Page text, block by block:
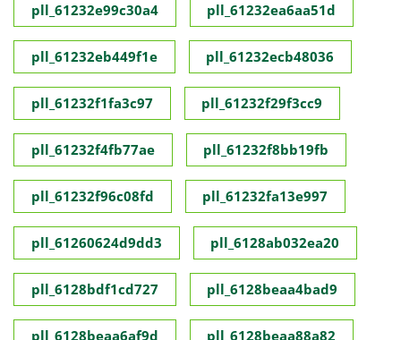
pll_61232e99c30a4 pll_61232ea6aa51d
pll_61232eb449f1e pll_61232ecb48036
pll_61232f1fa3c97 pll_61232f29f3cc9
pll_61232f4fb77ae pll_61232f8bb19fb
pll_61232f96c08fd pll_61232fa13e997
pll_61260624d9dd3 pll_6128ab032ea20
pll_6128bdf1cd727 pll_6128beaa4bad9
pll_6128beaa6af9d pll_6128beaa88a82